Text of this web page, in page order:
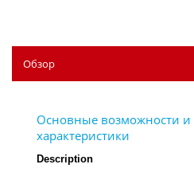
Обзор
Description